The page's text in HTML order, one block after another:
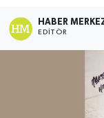
HABER
EDITÖR
Ekonomi
Haber Arşivi